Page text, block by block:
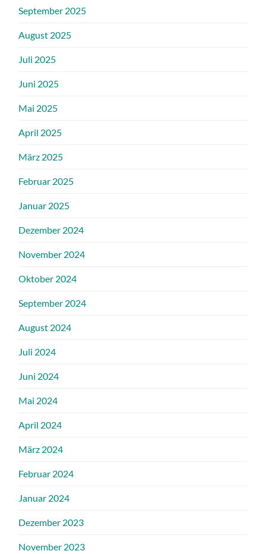
September 2025
August 2025
Juli 2025
Juni 2025
Mai 2025
April 2025
März 2025
Februar 2025
Januar 2025
Dezember 2024
November 2024
Oktober 2024
September 2024
August 2024
Juli 2024
Juni 2024
Mai 2024
April 2024
März 2024
Februar 2024
Januar 2024
Dezember 2023
November 2023